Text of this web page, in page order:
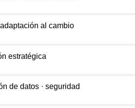
al cambio
estratégica
de datos · seguridad